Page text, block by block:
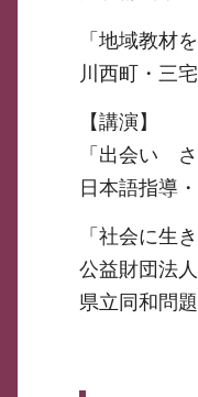
「地域教材
川西町・三
【講演】
「出会い
日本語指導
「社会に生
公益財団法
県立同和問